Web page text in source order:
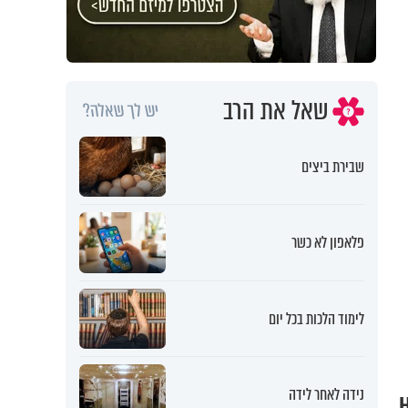
שאל את הרב יש לך שאלה?
שבירת ביצים
פלאפון לא כשר
לימוד הלכות בכל יום
נידה לאחר לידה